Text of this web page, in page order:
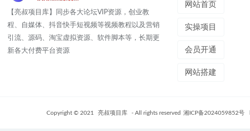
【亮叔项目库】同步各大论坛VIP资源，创业教
程、自媒体、抖音快手短视频等视频教程以及营销
引流、源码、淘宝虚拟资源、软件脚本等，长期更
新各大付费平台资源
网站首页
实操项目
会员开通
网站搭建
Copyright © 2021 亮叔项目库 - All rights reserved 湘ICP备2024059852号